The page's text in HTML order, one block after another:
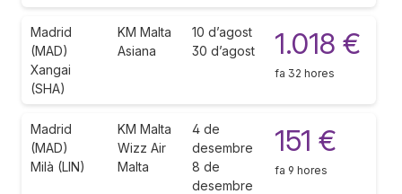
Madrid
(MAD)
Xangai
(SHA)
KM Malta
Asiana
10 d’agost
30 d’agost
1.018 €
fa 32 hores
Madrid
(MAD)
Milà (LIN)
KM Malta
Wizz Air
Malta
4 de
desembre
8 de
desembre
151 €
fa 9 hores